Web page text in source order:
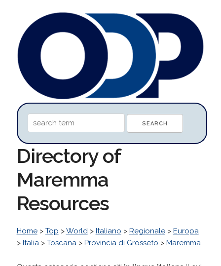
Directory of
Maremma
Resources
Home> Top >World> Italiano > Regionale> Europa
> Italia> Toscana> Provincia di Grosseto > Maremma